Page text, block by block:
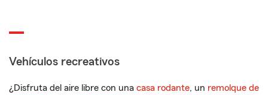
Vehículos recreativos
¿Disfruta del aire libre con una casa rodante, un remolque de